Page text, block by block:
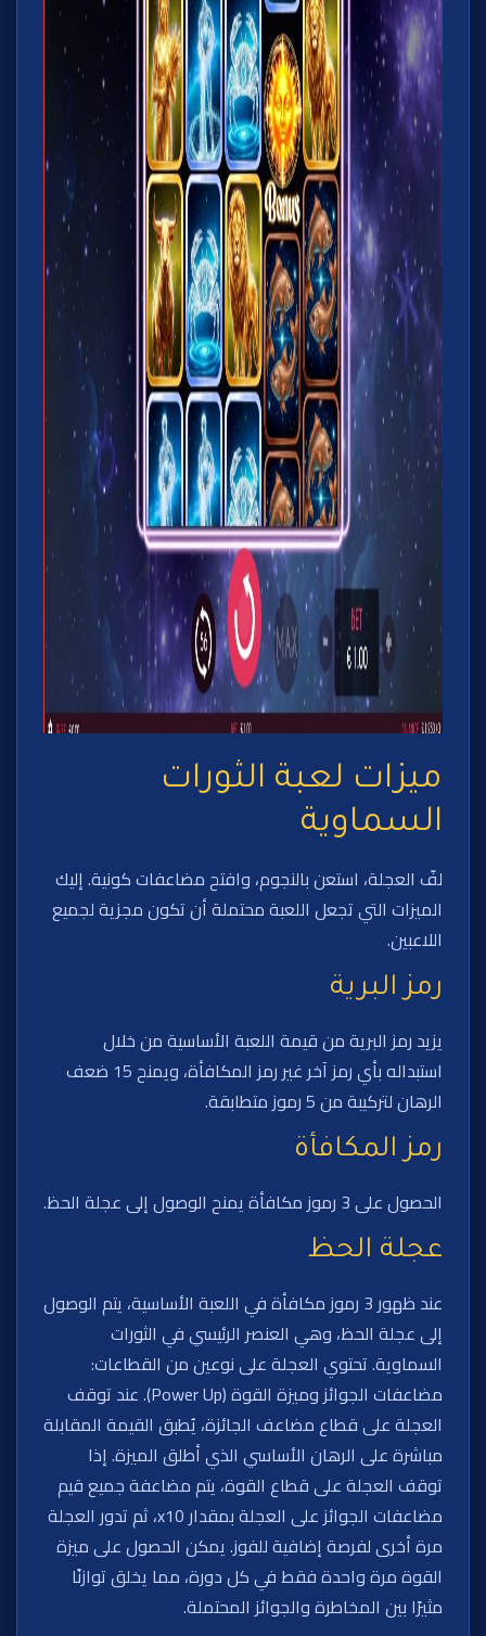
ميزات لعبة الثورات
السماوية
لفّ العجلة، استعن بالنجوم، وافتح مضاعفات كونية. إليك
الميزات التي تجعل اللعبة محتملة أن تكون مجزية لجميع
اللاعبين.
رمز البرية
يزيد رمز البرية من قيمة اللعبة الأساسية من خلال
استبداله بأي رمز آخر غير رمز المكافأة، ويمنح 15 ضعف
الرهان لتركيبة من 5 رموز متطابقة.
رمز المكافأة
الحصول على 3 رموز مكافأة يمنح الوصول إلى عجلة الحظ.
عجلة الحظ
عند ظهور 3 رموز مكافأة في اللعبة الأساسية، يتم الوصول
إلى عجلة الحظ، وهي العنصر الرئيسي في الثورات
السماوية. تحتوي العجلة على نوعين من القطاعات:
مضاعفات الجوائز وميزة القوة (Power Up). عند توقف
العجلة على قطاع مضاعف الجائزة، يُطبق القيمة المقابلة
مباشرة على الرهان الأساسي الذي أطلق الميزة. إذا
توقف العجلة على قطاع القوة، يتم مضاعفة جميع قيم
مضاعفات الجوائز على العجلة بمقدار x10، ثم تدور العجلة
مرة أخرى لفرصة إضافية للفوز. يمكن الحصول على ميزة
القوة مرة واحدة فقط في كل دورة، مما يخلق توازنًا
مثيرًا بين المخاطرة والجوائز المحتملة.